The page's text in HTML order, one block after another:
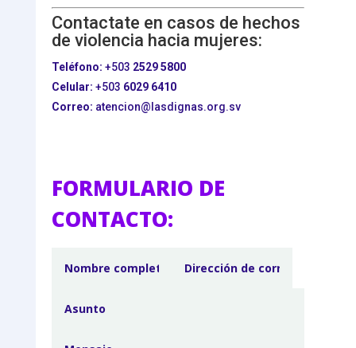
Contactate en casos de hechos
de violencia hacia mujeres:
Teléfono: +503 2529 5800
Celular: +503 6029 6410
Correo: atencion@lasdignas.org.sv
FORMULARIO DE
CONTACTO: